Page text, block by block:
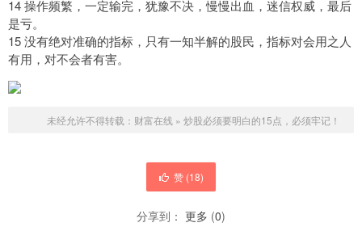
14 操作频繁，一定输完，犹豫不决，慢慢出血，迷信权威，最后
是亏。
15 没有绝对准确的指标，只有一知半解的股民，指标对会用之人
有用，对不会者有害。
未经允许不得转载： 财富在线 » 炒股必须要明白的15点，必须牢记！
赞 (18)
分享到： 更多 (0)